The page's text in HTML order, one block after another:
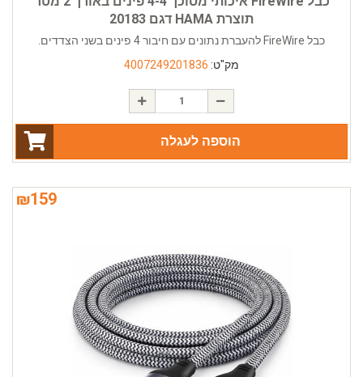
תוצרת HAMA דגם 20183
כבל FireWire להעברת נתונים עם חיבור 4 פינים בשני הצדדים.
מק"ט: 4007249201836
הוספה לעגלה
₪159